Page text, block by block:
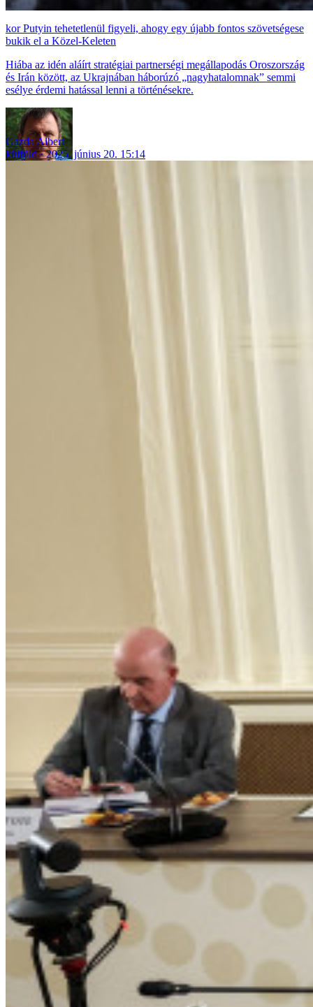
Putyin tehetetlenül figyeli, ahogy egy újabb fontos szövetségese
bukik el a Közel-Keleten
Hiába az idén aláírt stratégiai partnerségi megállapodás Oroszország
és Irán között, az Ukrajnában háborúzó „nagyhatalomnak” semmi
esélye érdemi hatással lenni a történésekre.
Gazda Albert
külföld
2025. június 20. 15:14